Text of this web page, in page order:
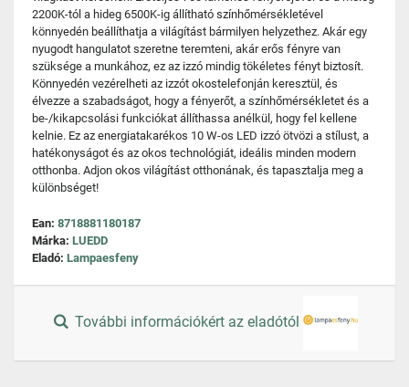
2200K-tól a hideg 6500K-ig állítható színhőmérsékletével
könnyedén beállíthatja a világítást bármilyen helyzethez. Akár egy
nyugodt hangulatot szeretne teremteni, akár erős fényre van
szüksége a munkához, ez az izzó mindig tökéletes fényt biztosít.
Könnyedén vezérelheti az izzót okostelefonján keresztül, és
élvezze a szabadságot, hogy a fényerőt, a színhőmérsékletet és a
be-/kikapcsolási funkciókat állíthassa anélkül, hogy fel kellene
kelnie. Ez az energiatakarékos 10 W-os LED izzó ötvözi a stílust, a
hatékonyságot és az okos technológiát, ideális minden modern
otthonba. Adjon okos világítást otthonának, és tapasztalja meg a
különbséget!
Ean: 8718881180187
Márka: LUEDD
Eladó: Lampaesfeny
További információkért az eladótól